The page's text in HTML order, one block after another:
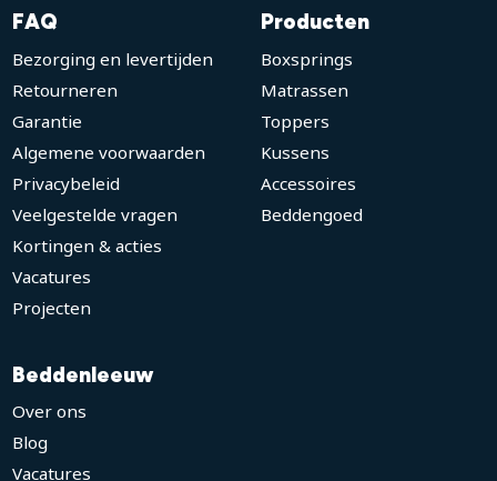
FAQ
Bezorging en levertijden
Retourneren
Garantie
Algemene voorwaarden
Privacybeleid
Veelgestelde vragen
Kortingen & acties
Vacatures
Projecten
Producten
Boxsprings
Matrassen
Toppers
Kussens
Accessoires
Beddengoed
Beddenleeuw
Over ons
Blog
Vacatures